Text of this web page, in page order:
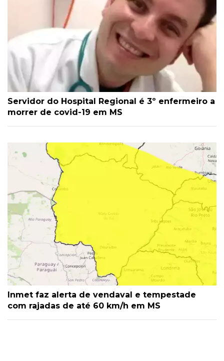
Servidor do Hospital Regional é 3º enfermeiro a
morrer de covid-19 em MS
Inmet faz alerta de vendaval e tempestade
com rajadas de até 60 km/h em MS